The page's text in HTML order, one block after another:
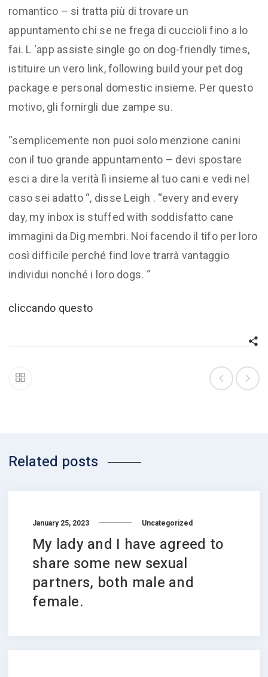
romantico – si tratta più di trovare un
appuntamento chi se ne frega di cuccioli fino a lo
fai. L ‘app assiste single go on dog-friendly times,
istituire un vero link, following build your pet dog
package e personal domestic insieme. Per questo
motivo, gli fornirgli due zampe su.
“semplicemente non puoi solo menzione canini
con il tuo grande appuntamento – devi spostare
esci a dire la verità lì insieme al tuo cani e vedi nel
caso sei adatto “, disse Leigh . “every and every
day, my inbox is stuffed with soddisfatto cane
immagini da Dig membri. Noi facendo il tifo per loro
così difficile perché find love trarrà vantaggio
individui nonché i loro dogs. “
cliccando questo
Related posts
January 25, 2023 Uncategorized
My lady and I have agreed to
share some new sexual
partners, both male and
female.